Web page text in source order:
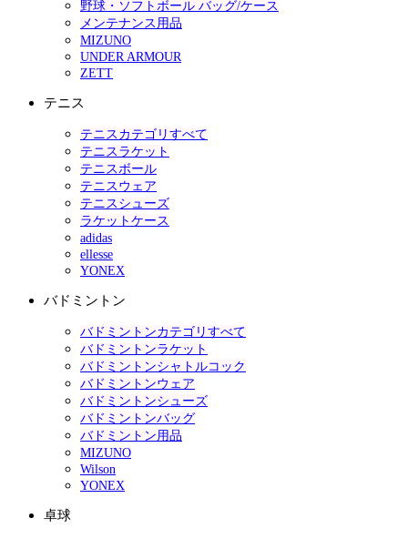
野球・ソフトボール バッグ/ケース
メンテナンス用品
MIZUNO
UNDER ARMOUR
ZETT
テニス
テニスカテゴリすべて
テニスラケット
テニスボール
テニスウェア
テニスシューズ
ラケットケース
adidas
ellesse
YONEX
バドミントン
バドミントンカテゴリすべて
バドミントンラケット
バドミントンシャトルコック
バドミントンウェア
バドミントンシューズ
バドミントンバッグ
バドミントン用品
MIZUNO
Wilson
YONEX
卓球